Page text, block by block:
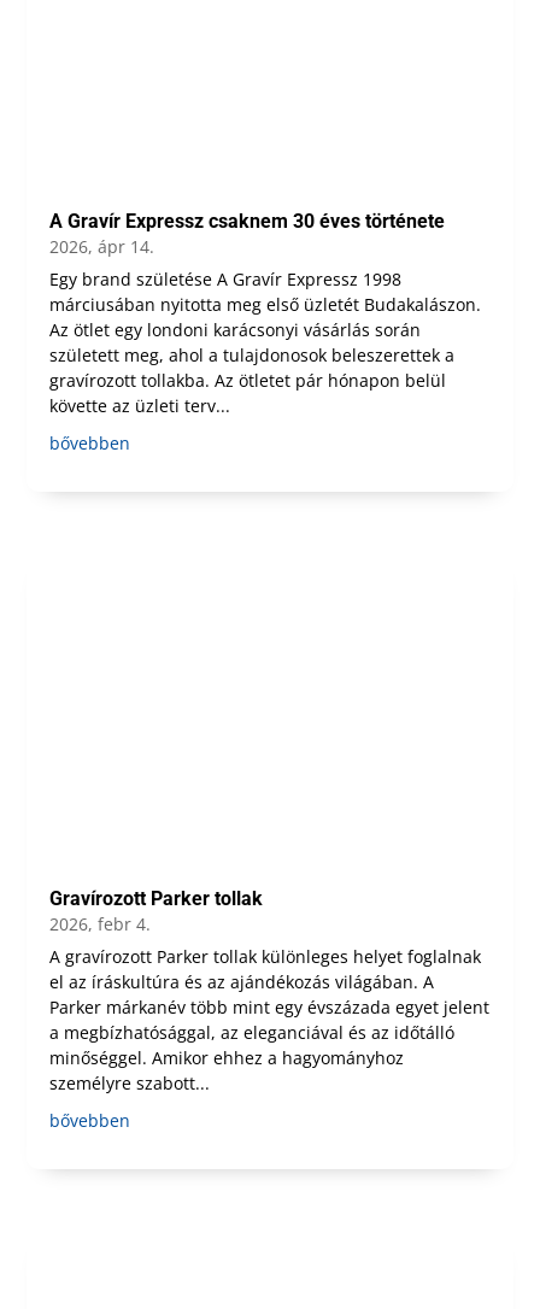
A Gravír Expressz csaknem 30 éves története
2026, ápr 14.
Egy brand születése A Gravír Expressz 1998
márciusában nyitotta meg első üzletét Budakalászon.
Az ötlet egy londoni karácsonyi vásárlás során
született meg, ahol a tulajdonosok beleszerettek a
gravírozott tollakba. Az ötletet pár hónapon belül
követte az üzleti terv...
bővebben
Gravírozott Parker tollak
2026, febr 4.
A gravírozott Parker tollak különleges helyet foglalnak
el az íráskultúra és az ajándékozás világában. A
Parker márkanév több mint egy évszázada egyet jelent
a megbízhatósággal, az eleganciával és az időtálló
minőséggel. Amikor ehhez a hagyományhoz
személyre szabott...
bővebben